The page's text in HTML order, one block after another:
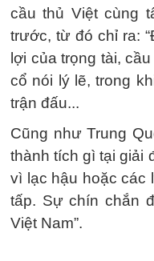
cầu thủ Việt cùng
trước, từ đó chỉ ra:
lợi của trọng tài,
cổ nói lý lẽ, trong
trận đấu...
Cũng như Trung
thành tích gì tại giải
vì lạc hậu hoặc các
tấp. Sự chín chắn
Việt Nam”.